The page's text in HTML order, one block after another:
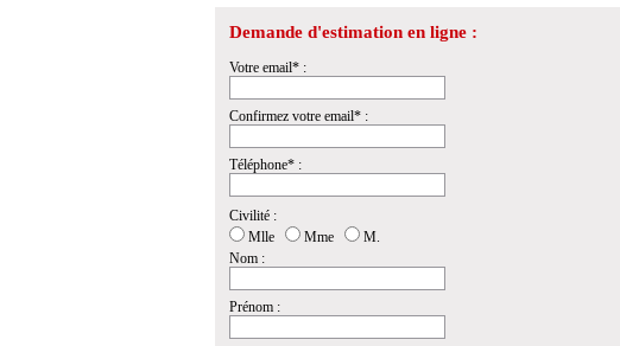
Demande d'estimation en ligne :
Votre email* :
Confirmez votre email* :
Téléphone* :
Civilité :
Mlle
Mme
M.
Nom :
Prénom :